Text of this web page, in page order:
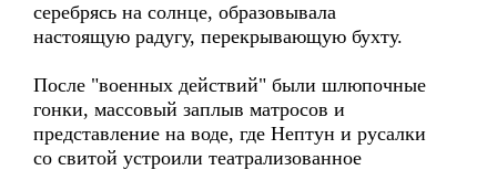
серебрясь на солнце, образовывала
настоящую радугу, перекрывающую бухту.
После "военных действий" были шлюпочные
гонки, массовый заплыв матросов и
представление на воде, где Нептун и русалки
со свитой устроили театрализованное